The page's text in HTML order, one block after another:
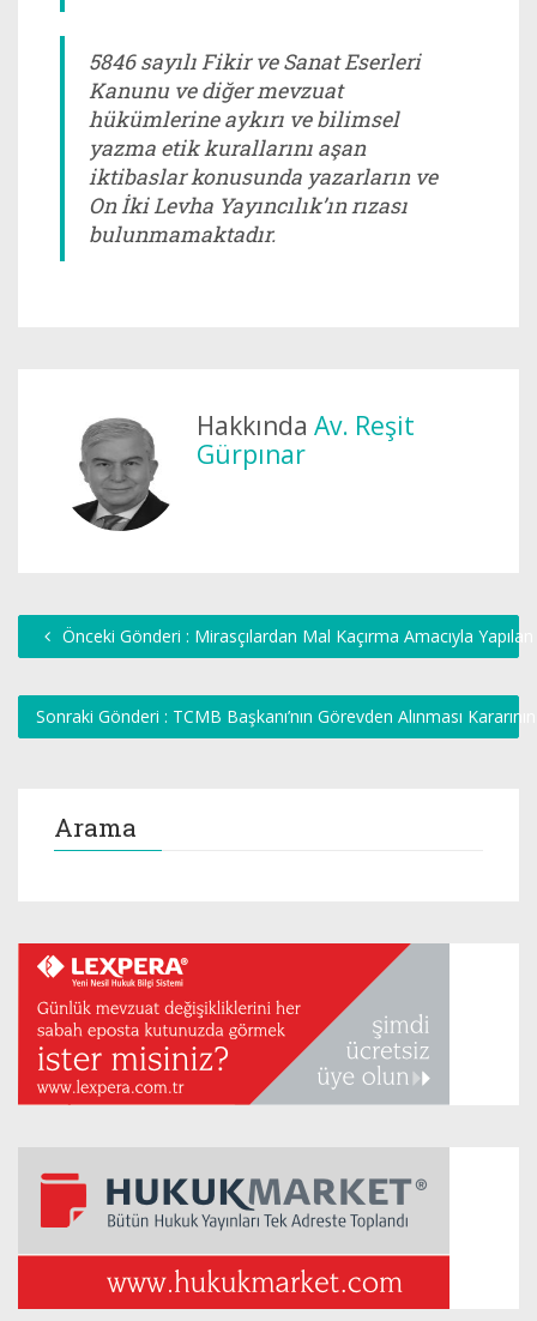
5846 sayılı Fikir ve Sanat Eserleri
Kanunu ve diğer mevzuat
hükümlerine aykırı ve bilimsel
yazma etik kurallarını aşan
iktibaslar konusunda yazarların ve
On İki Levha Yayıncılık’ın rızası
bulunmamaktadır.
Hakkında Av. Reşit
Gürpınar
Önceki Gönderi : Mirasçılardan Mal Kaçırma Amacıyla Yapılan
Sonraki Gönderi : TCMB Başkanı’nın Görevden Alınması
Arama